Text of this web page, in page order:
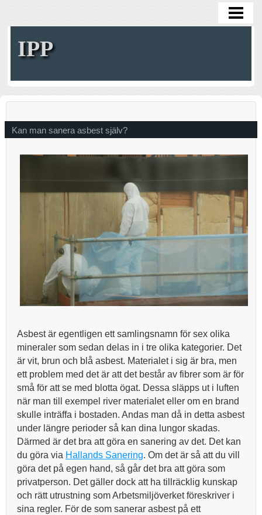
IPP
Kan man sanera asbest själv?
Asbest är egentligen ett samlingsnamn för sex olika
mineraler som sedan delas in i tre olika kategorier. Det
är vit, brun och blå asbest. Materialet i sig är bra, men
ett problem med det är att det består av fibrer som är för
små för att se med blotta ögat. Dessa släpps ut i luften
när man till exempel river materialet eller om en brand
skulle inträffa i bostaden. Andas man då in detta asbest
under längre perioder så kan dina lungor skadas.
Därmed är det bra att göra en sanering av det. Det kan
du göra via Hallands Sanering. Om det är så att du vill
göra det på egen hand, så går det bra att göra som
privatperson. Det gäller dock att ha tillräcklig kunskap
och rätt utrustning som Arbetsmiljöverket föreskriver i
sina regler. För de som sanerar asbest på ett